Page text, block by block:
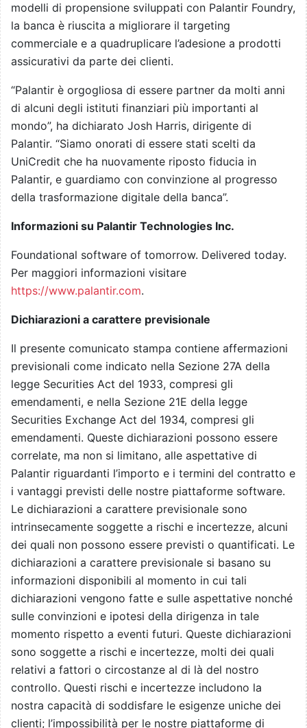
modelli di propensione sviluppati con Palantir Foundry,
la banca è riuscita a migliorare il targeting
commerciale e a quadruplicare l’adesione a prodotti
assicurativi da parte dei clienti.
“Palantir è orgogliosa di essere partner da molti anni
di alcuni degli istituti finanziari più importanti al
mondo”, ha dichiarato Josh Harris, dirigente di
Palantir. “Siamo onorati di essere stati scelti da
UniCredit che ha nuovamente riposto fiducia in
Palantir, e guardiamo con convinzione al progresso
della trasformazione digitale della banca”.
Informazioni su Palantir Technologies Inc.
Foundational software of tomorrow. Delivered today.
Per maggiori informazioni visitare
https://www.palantir.com.
Dichiarazioni a carattere previsionale
Il presente comunicato stampa contiene affermazioni
previsionali come indicato nella Sezione 27A della
legge Securities Act del 1933, compresi gli
emendamenti, e nella Sezione 21E della legge
Securities Exchange Act del 1934, compresi gli
emendamenti. Queste dichiarazioni possono essere
correlate, ma non si limitano, alle aspettative di
Palantir riguardanti l’importo e i termini del contratto e
i vantaggi previsti delle nostre piattaforme software.
Le dichiarazioni a carattere previsionale sono
intrinsecamente soggette a rischi e incertezze, alcuni
dei quali non possono essere previsti o quantificati. Le
dichiarazioni a carattere previsionale si basano su
informazioni disponibili al momento in cui tali
dichiarazioni vengono fatte e sulle aspettative nonché
sulle convinzioni e ipotesi della dirigenza in tale
momento rispetto a eventi futuri. Queste dichiarazioni
sono soggette a rischi e incertezze, molti dei quali
relativi a fattori o circostanze al di là del nostro
controllo. Questi rischi e incertezze includono la
nostra capacità di soddisfare le esigenze uniche dei
clienti; l’impossibilità per le nostre piattaforme di